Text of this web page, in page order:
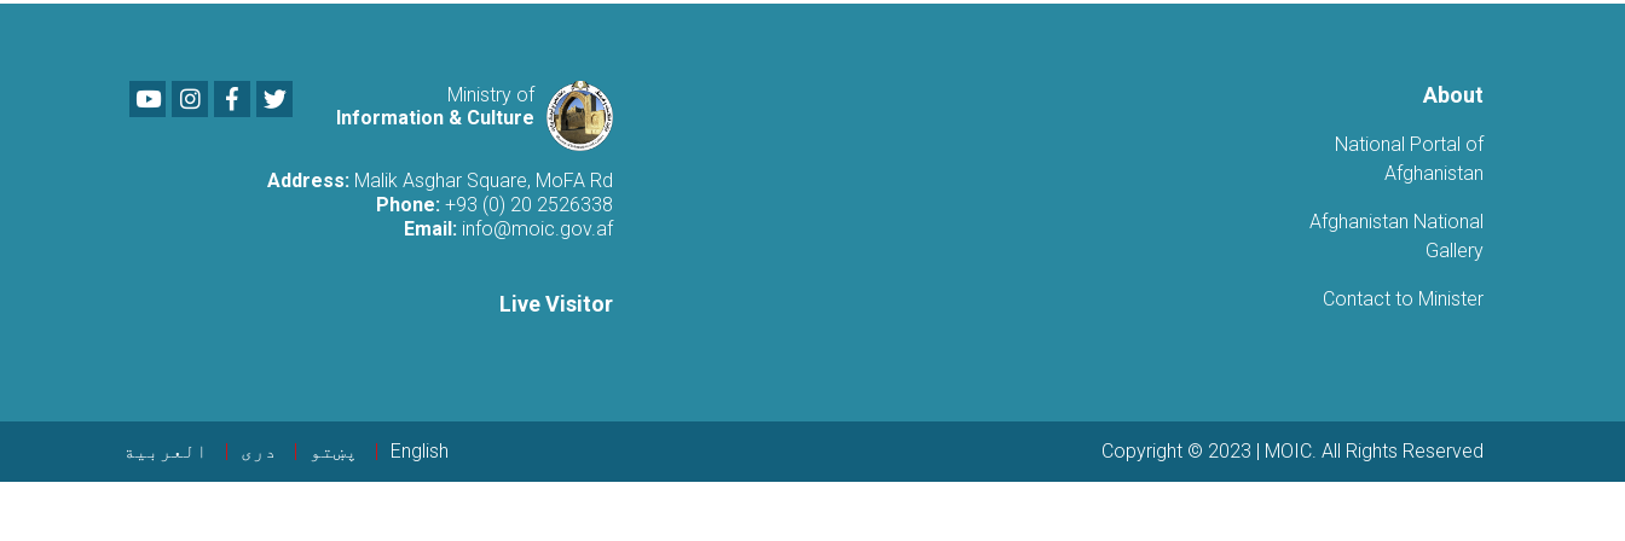
About
National Portal of
Afghanistan
Afghanistan National
Gallery
Contact to Minister
Ministry of
Information & Culture
YoutubeLinkedIn
Facebook
Address: Malik Asghar Square, MoFA Rd
Phone: +93 (0) 20 2526338
Email: info@moic.gov.af
Live Visitor
Copyright © 2023 | MOIC. All Rights Reserved
English پښتو دری العربية